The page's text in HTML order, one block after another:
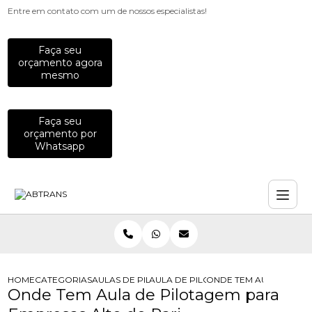
Entre em contato com um de nossos especialistas!
Faça seu
orçamento agora
mesmo
Faça seu
orçamento por
Whatsapp
HOMECATEGORIASAULAS DE PILOTAGEM PARA EMPRESAS
AULA DE PILOTAGEM PARA
ONDE TEM AULA DE
Onde Tem Aula de Pilotagem para